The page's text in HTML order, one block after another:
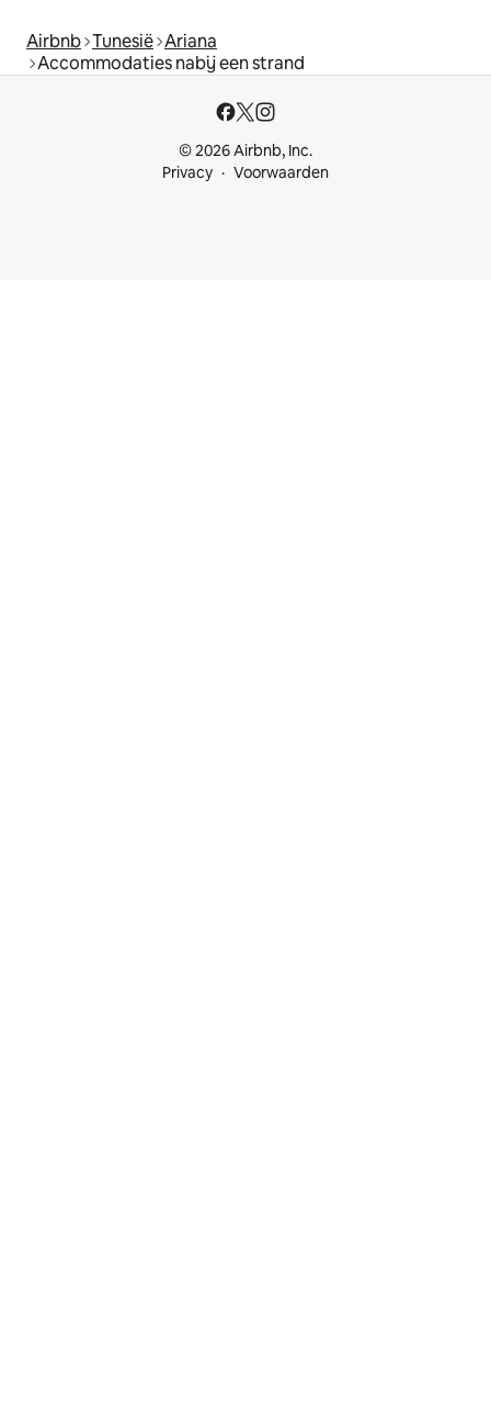
Airbnb Tunesië Ariana
Accommodaties nabij een strand
© 2026 Airbnb, Inc.
Privacy
Voorwaarden